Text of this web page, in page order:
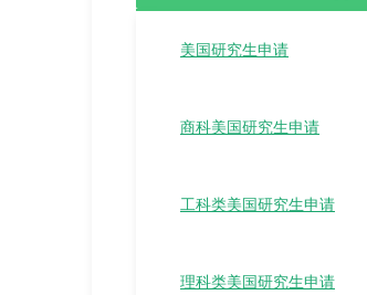
美国研究生申请
商科美国研究生申请
工科类美国研究生申请
理科类美国研究生申请